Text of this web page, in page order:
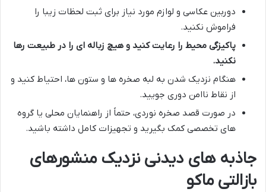
دوربین عکاسی و لوازم مورد نیاز برای ثبت لحظات زیبا را
فراموش نکنید.
پاکیزگی محیط را رعایت کنید و هیچ زباله ای را در طبیعت رها
نکنید.
هنگام نزدیک شدن به لبه صخره ها و ستون ها، احتیاط کنید و
از نقاط ناامن دوری جویید.
در صورت قصد صخره نوردی، حتماً از راهنمایان محلی یا گروه
های تخصصی کمک بگیرید و تجهیزات کامل داشته باشید.
جاذبه های دیدنی نزدیک منشورهای
بازالتی ماکو